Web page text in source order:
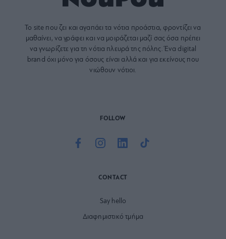
Το site που ζει και αγαπάει τα νότια προάστια, φροντίζει να
μαθαίνει, να γράφει και να μοιράζεται μαζί σας όσα πρέπει
να γνωρίζετε για τη νότια πλευρά της πόλης. Ένα digital
brand όχι μόνο για όσους είναι αλλά και για εκείνους που
νιώθουν νότιοι.
FOLLOW
CONTACT
Say hello
Διαφημιστικό τμήμα